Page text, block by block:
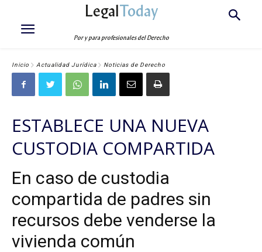
LegalToday
Por y para profesionales del Derecho
Inicio Actualidad Jurídica Noticias de Derecho
ESTABLECE UNA NUEVA
CUSTODIA COMPARTIDA
En caso de custodia
compartida de padres sin
recursos debe venderse la
vivienda común